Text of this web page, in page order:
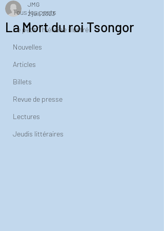
Tous les posts
Le petit Thiéfaine illustré
Nouvelles
Articles
Billets
Revue de presse
Lectures
Jeudis littéraires
La Mort du roi Tsongor
JMG
2 juil. 2023